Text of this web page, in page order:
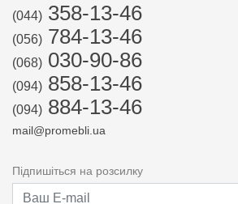
(044) 358-13-46
(056) 784-13-46
(068) 030-90-86
(094) 858-13-46
(094) 884-13-46
mail@promebli.ua
Підпишіться на розсилку